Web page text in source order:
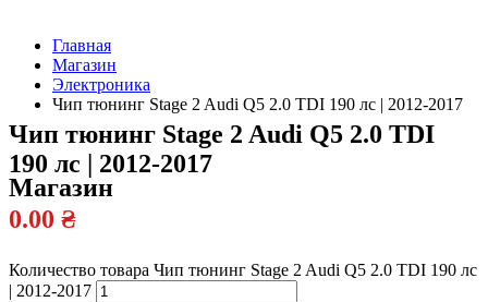
Главная
Магазин
Электроника
Чип тюнинг Stage 2 Audi Q5 2.0 TDI 190 лс | 2012-2017
Магазин
Чип тюнинг Stage 2 Audi Q5 2.0 TDI
190 лс | 2012-2017
0.00 ₴
Количество товара Чип тюнинг Stage 2 Audi Q5 2.0 TDI 190 лс
| 2012-2017